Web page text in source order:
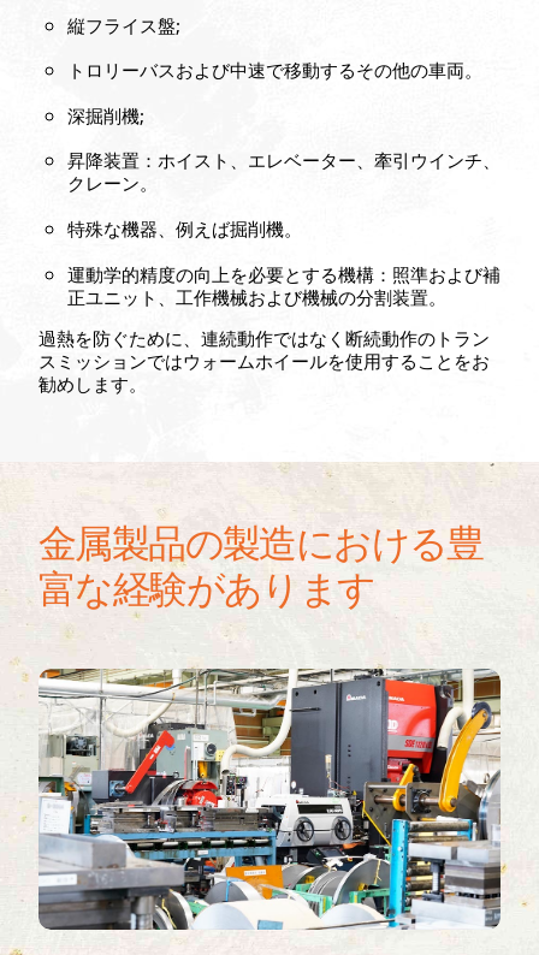
縦フライス盤;
トロリーバスおよび中速で移動するその他の車両。
深掘削機;
昇降装置：ホイスト、エレベーター、牽引ウインチ、
クレーン。
特殊な機器、例えば掘削機。
運動学的精度の向上を必要とする機構：照準および補
正ユニット、工作機械および機械の分割装置。
過熱を防ぐために、連続動作ではなく断続動作のトラン
スミッションではウォームホイールを使用することをお
勧めします。
金属製品の製造における豊
富な経験があります